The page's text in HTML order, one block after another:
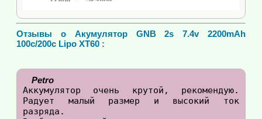
Отзывы о Акумулятор GNB 2s 7.4v 2200mAh
100c/200c Lipo XT60 :
Petro
Аккумулятор очень крутой, рекомендую.
Радует малый размер и высокий ток
разряда.